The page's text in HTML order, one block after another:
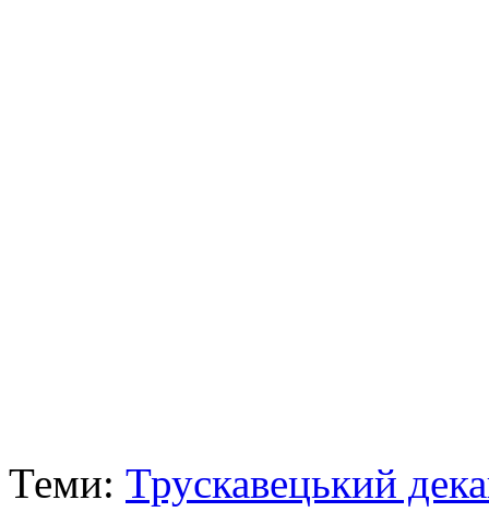
Теми: Трускавецький